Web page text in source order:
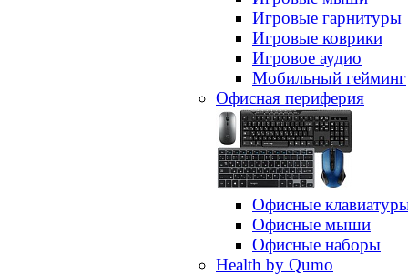
Игровые гарнитуры
Игровые коврики
Игровое аудио
Мобильный гейминг
Офисная периферия
Офисные
Офисные мыши
Офисные наборы
Health by Qumo